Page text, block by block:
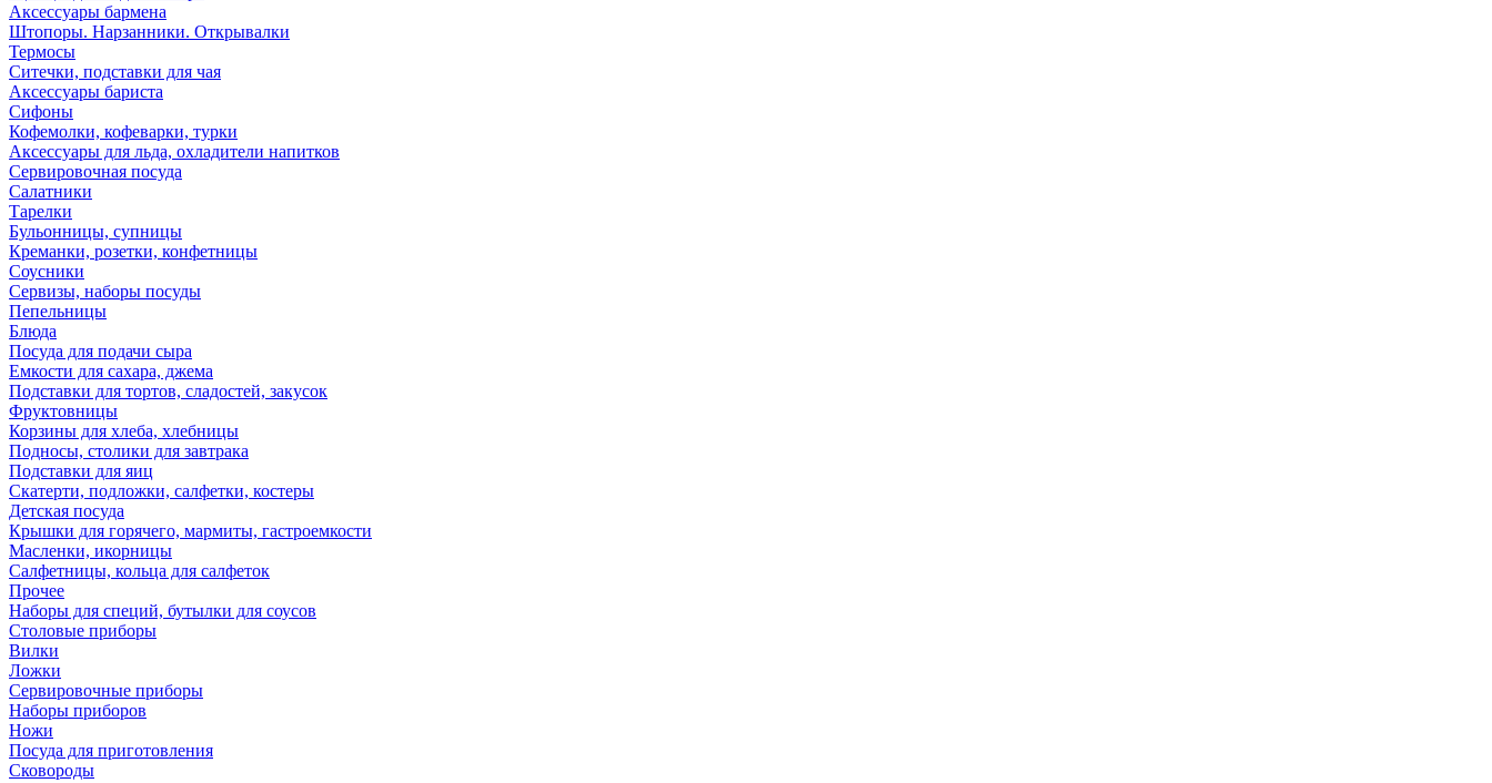
Аксессуары бармена
Штопоры. Нарзанники. Открывалки
Термосы
Ситечки, подставки для чая
Аксессуары бариста
Сифоны
Кофемолки, кофеварки, турки
Аксессуары для льда, охладители напитков
Сервировочная посуда
Салатники
Тарелки
Бульонницы, супницы
Креманки, розетки, конфетницы
Соусники
Сервизы, наборы посуды
Пепельницы
Блюда
Посуда для подачи сыра
Емкости для сахара, джема
Подставки для тортов, сладостей, закусок
Фруктовницы
Корзины для хлеба, хлебницы
Подносы, столики для завтрака
Подставки для яиц
Скатерти, подложки, салфетки, костеры
Детская посуда
Крышки для горячего, мармиты, гастроемкости
Масленки, икорницы
Салфетницы, кольца для салфеток
Прочее
Наборы для специй, бутылки для соусов
Столовые приборы
Вилки
Ложки
Сервировочные приборы
Наборы приборов
Ножи
Посуда для приготовления
Сковороды